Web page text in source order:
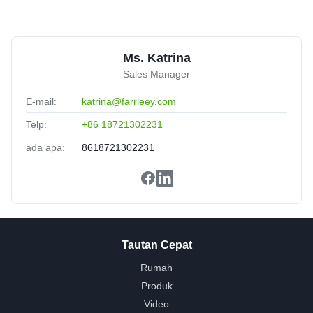
Ms. Katrina
Sales Manager
E-mail: katrina@farrleey.com
Telp: +86 18721302231
ada apa: 8618721302231
Tautan Cepat
Rumah
Produk
Video